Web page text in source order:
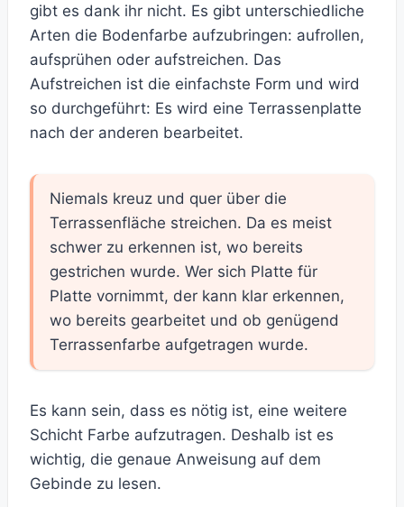
gibt es dank ihr nicht. Es gibt unterschiedliche
Arten die Bodenfarbe aufzubringen: aufrollen,
aufsprühen oder aufstreichen. Das
Aufstreichen ist die einfachste Form und wird
so durchgeführt: Es wird eine Terrassenplatte
nach der anderen bearbeitet.
Niemals kreuz und quer über die
Terrassenfläche streichen. Da es meist
schwer zu erkennen ist, wo bereits
gestrichen wurde. Wer sich Platte für
Platte vornimmt, der kann klar erkennen,
wo bereits gearbeitet und ob genügend
Terrassenfarbe aufgetragen wurde.
Es kann sein, dass es nötig ist, eine weitere
Schicht Farbe aufzutragen. Deshalb ist es
wichtig, die genaue Anweisung auf dem
Gebinde zu lesen.